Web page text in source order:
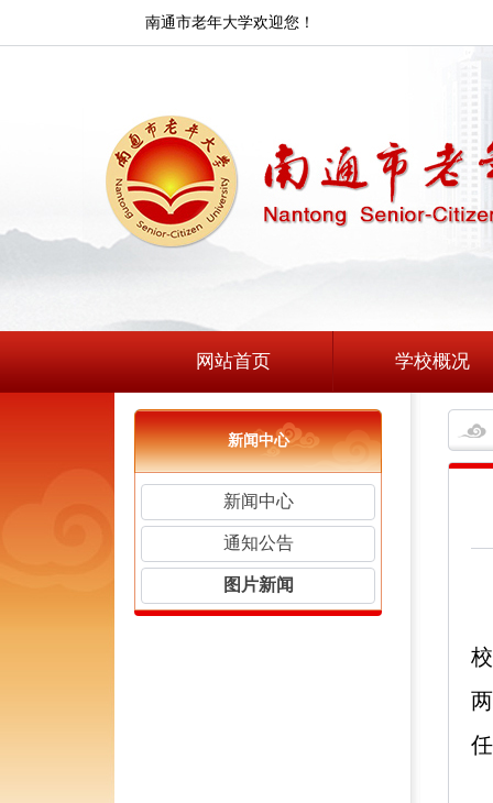
南通市老年大学欢迎您！
网站首页 学校概况
新闻中心
新闻中心
通知公告
图片新闻